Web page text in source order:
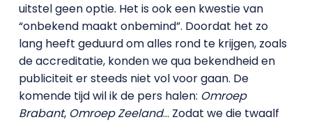
uitstel geen optie. Het is ook een kwestie van
“onbekend maakt onbemind”. Doordat het zo
lang heeft geduurd om alles rond te krijgen, zoals
de accreditatie, konden we qua bekendheid en
publiciteit er steeds niet vol voor gaan. De
komende tijd wil ik de pers halen: Omroep
Brabant, Omroep Zeeland… Zodat we die twaalf